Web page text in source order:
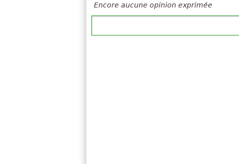
Encore aucune opinion exprimée